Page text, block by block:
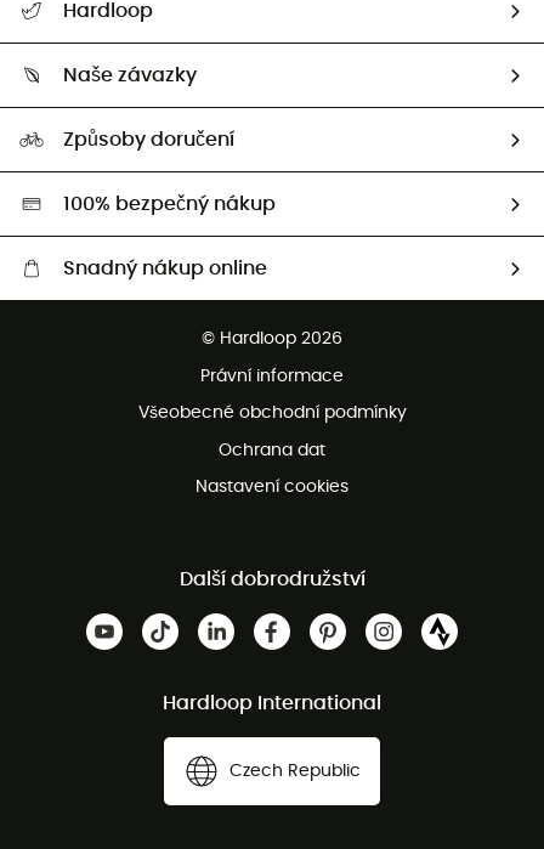
Vrácení zboží a peněz
Hardloop
Naši Ambasadoři
Naše závazky
Second hand
HardGreen
Způsoby doručení
100% bezpečný nákup
Snadný nákup online
Bezplatné vrácení do 100 dnů
Bezplatná zákaznická služba
© Hardloop 2026
Právní informace
Všeobecné obchodní podmínky
Ochrana dat
Nastavení cookies
Další dobrodružství
Hardloop International
Czech Republic